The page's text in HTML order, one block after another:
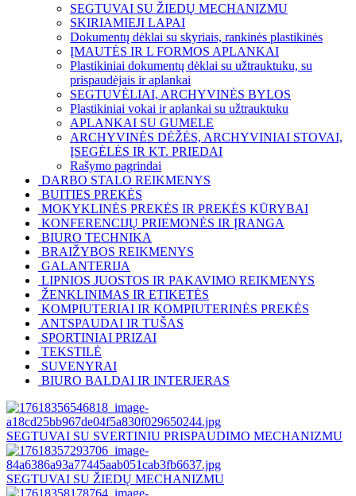
SEGTUVAI SU ŽIEDŲ MECHANIZMU
SKIRIAMIEJI LAPAI
Dokumentų dėklai su skyriais, rankinės plastikinės
ĮMAUTĖS IR L FORMOS APLANKAI
Plastikiniai dokumentų dėklai su užtrauktuku, su
prispaudėjais ir aplankai
SEGTUVĖLIAI, ARCHYVINĖS BYLOS
Plastikiniai vokai ir aplankai su užtrauktuku
APLANKAI SU GUMELE
ARCHYVINĖS DĖŽĖS, ARCHYVINIAI STOVAI,
ĮSEGĖLĖS IR KT. PRIEDAI
Rašymo pagrindai
DARBO STALO REIKMENYS
BUITIES PREKĖS
MOKYKLINĖS PREKĖS IR PREKĖS KŪRYBAI
KONFERENCIJŲ PRIEMONĖS IR ĮRANGA
BIURO TECHNIKA
BRAIŽYBOS REIKMENYS
GALANTERIJA
LIPNIOS JUOSTOS IR PAKAVIMO REIKMENYS
ŽENKLINIMAS IR ETIKETĖS
KOMPIUTERIAI IR KOMPIUTERINĖS PREKĖS
ANTSPAUDAI IR TUŠAS
SPORTINIAI PRIZAI
TEKSTILĖ
SUVENYRAI
BIURO BALDAI IR INTERJERAS
SEGTUVAI SU SVERTINIU PRISPAUDIMO MECHANIZMU
SEGTUVAI SU ŽIEDŲ MECHANIZMU